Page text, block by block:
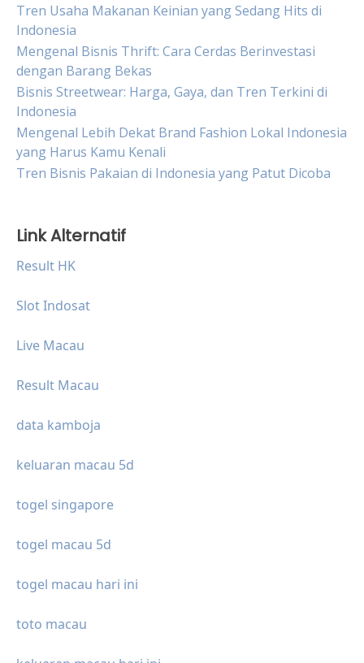
Tren Usaha Makanan Keinian yang Sedang Hits di
Indonesia
Mengenal Bisnis Thrift: Cara Cerdas Berinvestasi
dengan Barang Bekas
Bisnis Streetwear: Harga, Gaya, dan Tren Terkini di
Indonesia
Mengenal Lebih Dekat Brand Fashion Lokal Indonesia
yang Harus Kamu Kenali
Tren Bisnis Pakaian di Indonesia yang Patut Dicoba
Link Alternatif
Result HK
Slot Indosat
Live Macau
Result Macau
data kamboja
keluaran macau 5d
togel singapore
togel macau 5d
togel macau hari ini
toto macau